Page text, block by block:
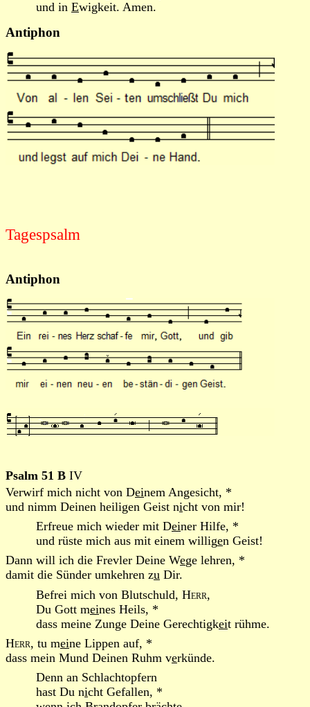
und in Ewigkeit. Amen.
Antiphon
Tagespsalm
Antiphon
Psalm 51 B IV
Verwirf mich nicht von Deinem Angesicht, *
und nimm Deinen heiligen Geist nicht von mir!
Erfreue mich wieder mit Deiner Hilfe, *
und rüste mich aus mit einem willigen Geist!
Dann will ich die Frevler Deine Wege lehren, *
damit die Sünder umkehren zu Dir.
Befrei mich von Blutschuld, Herr,
Du Gott meines Heils, *
dass meine Zunge Deine Gerechtigkeit rühme.
Herr, tu meine Lippen auf, *
dass mein Mund Deinen Ruhm verkünde.
Denn an Schlachtopfern
hast Du nicht Gefallen, *